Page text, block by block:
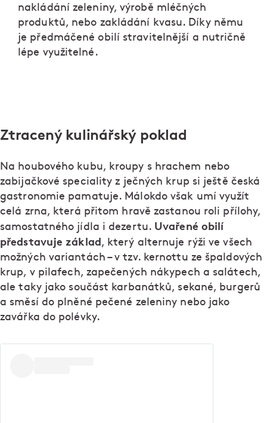
nakládání zeleniny, výrobě mléčných
produktů, nebo zakládání kvasu. Díky němu
je předmáčené obilí stravitelnější a nutričně
lépe využitelné.
Ztracený kulinářský poklad
Na houbového kubu, kroupy s hrachem nebo
zabijačkové speciality z ječných krup si ještě česká
gastronomie pamatuje. Málokdo však umí využít
celá zrna, která přitom hravě zastanou roli přílohy,
samostatného jídla i dezertu. Uvařené obilí
představuje základ, který alternuje rýži ve všech
možných variantách – v tzv. kernottu ze špaldových
krup, v pilafech, zapečených nákypech a salátech,
ale taky jako součást karbanátků, sekané, burgerů
a směsí do plněné pečené zeleniny nebo jako
zavářka do polévky.